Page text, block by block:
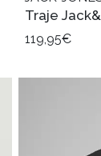
Traje
119,95€